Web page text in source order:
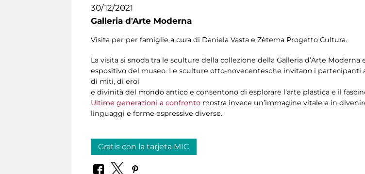
30/12/2021
Galleria d'Arte Moderna
Visita per per famiglie a cura di Daniela Vasta e Zètema Progetto Cultura.
La visita si snoda tra le sculture della collezione della Galleria d’Arte
espositivo del museo. Le sculture otto-novecentesche invitano i
di miti, di eroi
e divinità del mondo antico e consentono di esplorare l’arte plastica e il
Ultime generazioni a confronto mostra invece un’immagine vitale e in
linguaggi e forme espressive diverse.
Gratis con la tarjeta MIC